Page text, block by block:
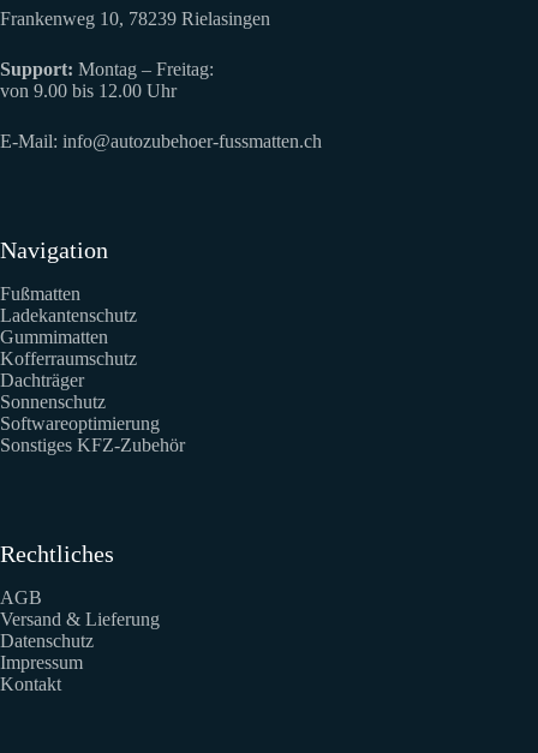
Frankenweg 10, 78239 Rielasingen
Support: Montag – Freitag:
von 9.00 bis 12.00 Uhr
E-Mail: info@autozubehoer-fussmatten.ch
Navigation
Fußmatten
Ladekantenschutz
Gummimatten
Kofferraumschutz
Dachträger
Sonnenschutz
Softwareoptimierung
Sonstiges KFZ-Zubehör
Rechtliches
AGB
Versand & Lieferung
Datenschutz
Impressum
Kontakt